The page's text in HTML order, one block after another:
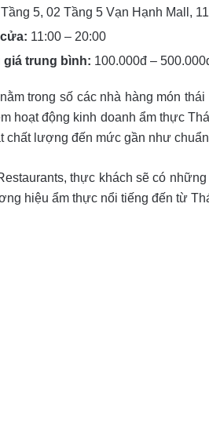
Tầng 5, 02 Tầng 5 Vạn Hạnh Mall,
11:00 – 20:00
giá trung bình: 100.000đ –
trong số các nhà hàng món
hoạt động kinh doanh ẩm thực
chất lượng đến mức gần như
thực khách sẽ có
hiệu ẩm thực nổi tiếng đến từ